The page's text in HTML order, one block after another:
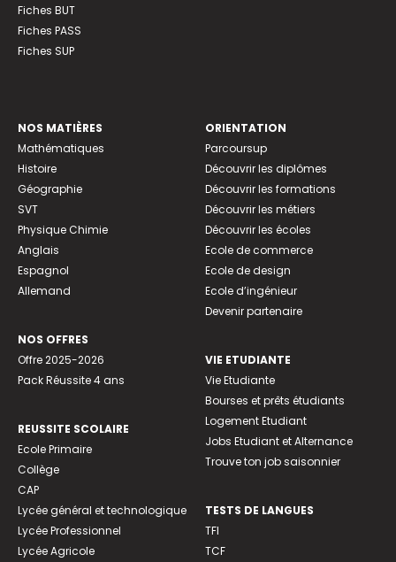
Fiches BUT
Fiches PASS
Fiches SUP
NOS MATIÈRES
Mathématiques
Histoire
Géographie
SVT
Physique Chimie
Anglais
Espagnol
Allemand
NOS OFFRES
Offre 2025-2026
Pack Réussite 4 ans
REUSSITE SCOLAIRE
Ecole Primaire
Collège
CAP
Lycée général et technologique
Lycée Professionnel
Lycée Agricole
ORIENTATION
Parcoursup
Découvrir les diplômes
Découvrir les formations
Découvrir les métiers
Découvrir les écoles
Ecole de commerce
Ecole de design
Ecole d’ingénieur
Devenir partenaire
VIE ETUDIANTE
Vie Etudiante
Bourses et prêts étudiants
Logement Etudiant
Jobs Etudiant et Alternance
Trouve ton job saisonnier
TESTS DE LANGUES
TFI
TCF